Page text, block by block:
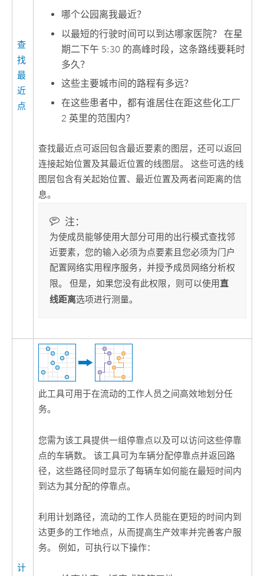
查
找
最
近
点
哪个公园离我最近？
以最短的行驶时间可以到达哪家医院？ 在星
期二下午 5:30 的高峰时段，这条路线要耗时
多久？
这些主要城市间的路程有多远？
在这些患者中，都有谁居住在距这些化工厂
2 英里的范围内？
查找最近点可返回包含最近要素的图层，还可以返回
连接起始位置及其最近位置的线图层。 这些可选的线
图层包含有关起始位置、最近位置及两者间距离的信
息。
注：
为使成员能够使用大部分可用的出行模式查找邻
近要素，您的输入必须为点要素且您必须为门户
配置网络实用程序服务，并授予成员网络分析权
限。 但是，如果您没有此权限，则可以使用 直
线距离选项进行测量。
计
此工具可用于在流动的工作人员之间高效地划分任
务。
您需为该工具提供一组停靠点以及可以访问这些停靠
点的车辆数。 该工具可为车辆分配停靠点并返回路
径，这些路径同时显示了每辆车如何能在最短时间内
到达为其分配的停靠点。
利用计划路径，流动的工作人员能在更短的时间内到
达更多的工作地点，从而提高生产效率并完善客户服
务。 例如，可执行以下操作：